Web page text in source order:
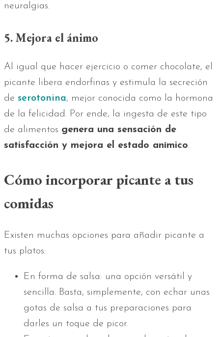
neuralgias.
5. Mejora el ánimo
Al igual que hacer ejercicio o comer chocolate, el
picante libera endorfinas y estimula la secreción
de serotonina, mejor conocida como la hormona
de la felicidad. Por ende, la ingesta de este tipo
de alimentos genera una sensación de
satisfacción y mejora el estado anímico.
Cómo incorporar picante a tus
comidas
Existen muchas opciones para añadir picante a
tus platos:
En forma de salsa: una opción versátil y
sencilla. Basta, simplemente, con echar unas
gotas de salsa a tus preparaciones para
darles un toque de picor.